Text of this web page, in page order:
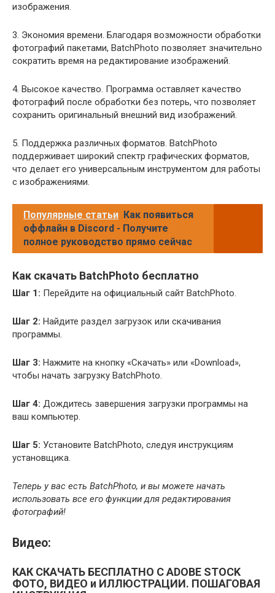
изображения.
3. Экономия времени. Благодаря возможности обработки
фотографий пакетами, BatchPhoto позволяет значительно
сократить время на редактирование изображений.
4. Высокое качество. Программа оставляет качество
фотографий после обработки без потерь, что позволяет
сохранить оригинальный внешний вид изображений.
5. Поддержка различных форматов. BatchPhoto
поддерживает широкий спектр графических форматов,
что делает его универсальным инструментом для работы
с изображениями.
Популярные статьи Как появиться
оффлайн в Discord - Получите
полное руководство прямо сейчас
Как скачать BatchPhoto бесплатно
Шаг 1: Перейдите на официальный сайт BatchPhoto.
Шаг 2: Найдите раздел загрузок или скачивания
программы.
Шаг 3: Нажмите на кнопку «Скачать» или «Download»,
чтобы начать загрузку BatchPhoto.
Шаг 4: Дождитесь завершения загрузки программы на
ваш компьютер.
Шаг 5: Установите BatchPhoto, следуя инструкциям
установщика.
Теперь у вас есть BatchPhoto, и вы можете начать
использовать все его функции для редактирования
фотографий!
Видео:
КАК СКАЧАТЬ БЕСПЛАТНО С ADOBE STOCK
ФОТО, ВИДЕО и ИЛЛЮСТРАЦИИ. ПОШАГОВАЯ